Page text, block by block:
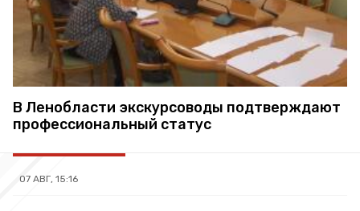
В Ленобласти экскурсоводы подтверждают
профессиональный статус
07 АВГ, 15:16